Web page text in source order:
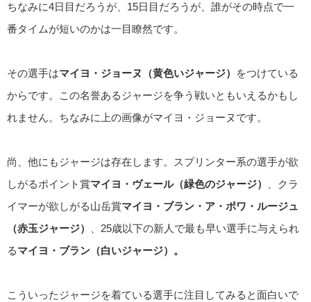
ちなみに4日目だろうが、15日目だろうが、誰がその時点で一
番タイムが短いのかは一目瞭然です。
その選手はマイヨ・ジョーヌ（黄色いジャージ）
をつけている
からです。この名誉あるジャージを争う戦いともいえるかもし
れません。ちなみに上の画像がマイヨ・ジョーヌです。
尚、他にもジャージは存在します。スプリンター系の選手が欲
しがるポイント賞マイヨ・ヴェール（緑色のジャージ）
、クラ
イマーが欲しがる山岳賞マイヨ・ブラン・ア・ポワ・ルージュ
（赤玉ジャージ）
、25歳以下の新人で最も早い選手に与えられ
るマイヨ・ブラン（白いジャージ）。
こういったジャージを着ている選手に注目してみると面白いで